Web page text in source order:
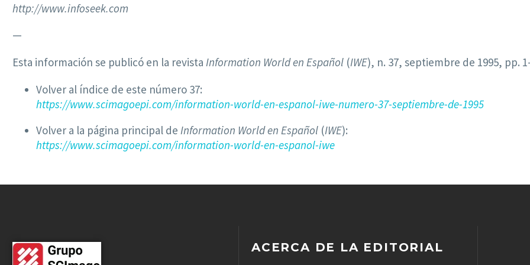
http://www.infoseek.com
—
Esta información se publicó en la revista Information World en Español (IWE), n. 37, septiembre de 1995, pp.
Volver al índice de este número 37:
https://www.scimagoepi.com/information-world-en-espanol-iwe-numero-37-septiembre-de-1995
Volver a la página principal de Information World en Español (IWE):
https://www.scimagoepi.com/information-world-en-espanol-iwe
ACERCA DE LA EDITORIAL